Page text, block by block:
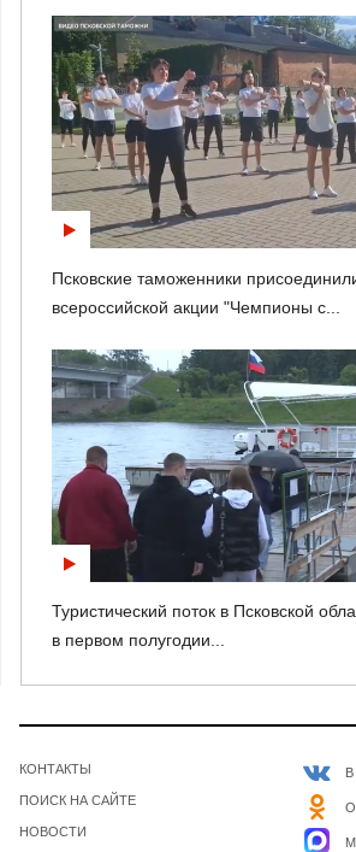
Псковские таможенники
всероссийской акции "Чемпионы с...
Туристический поток в Псковской
в первом полугодии...
КОНТАКТЫ
ПОИСК НА САЙТЕ
НОВОСТИ